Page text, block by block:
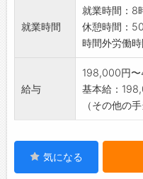
【変更範囲:
就業時間
就業時間：8
休憩時間：
時間外労働
給与
198,000円
基本給：
（その他の
気になる